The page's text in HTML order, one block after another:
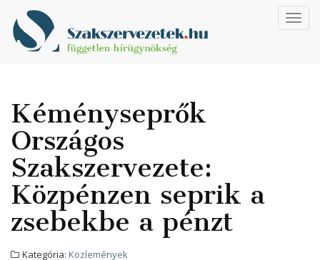
Kéményseprők
Országos
Szakszervezete:
Közpénzen seprik a
zsebekbe a pénzt
Kategória: Közlemények